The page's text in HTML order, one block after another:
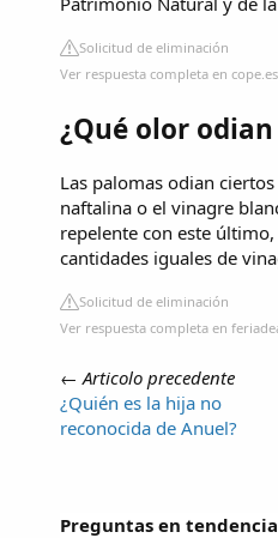
Solicitud de eliminación
Ver respuesta completa en cope.es
¿Qué olor
Las palomas odian
naftalina o el vinagre
repelente con este
cantidades iguales de
Solicitud de eliminación
Ver respuesta completa en
← Articolo precedente
¿Quién es la hija no
reconocida de Anuel?
Preguntas en tendencia